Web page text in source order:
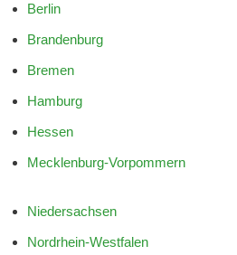
Berlin
Brandenburg
Bremen
Hamburg
Hessen
Mecklenburg-Vorpommern
Niedersachsen
Nordrhein-Westfalen